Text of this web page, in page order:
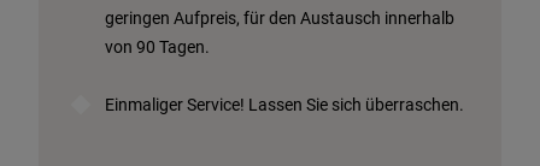
geringen Aufpreis, für den Austausch innerhalb
von 90 Tagen.
Einmaliger Service! Lassen Sie sich überraschen.